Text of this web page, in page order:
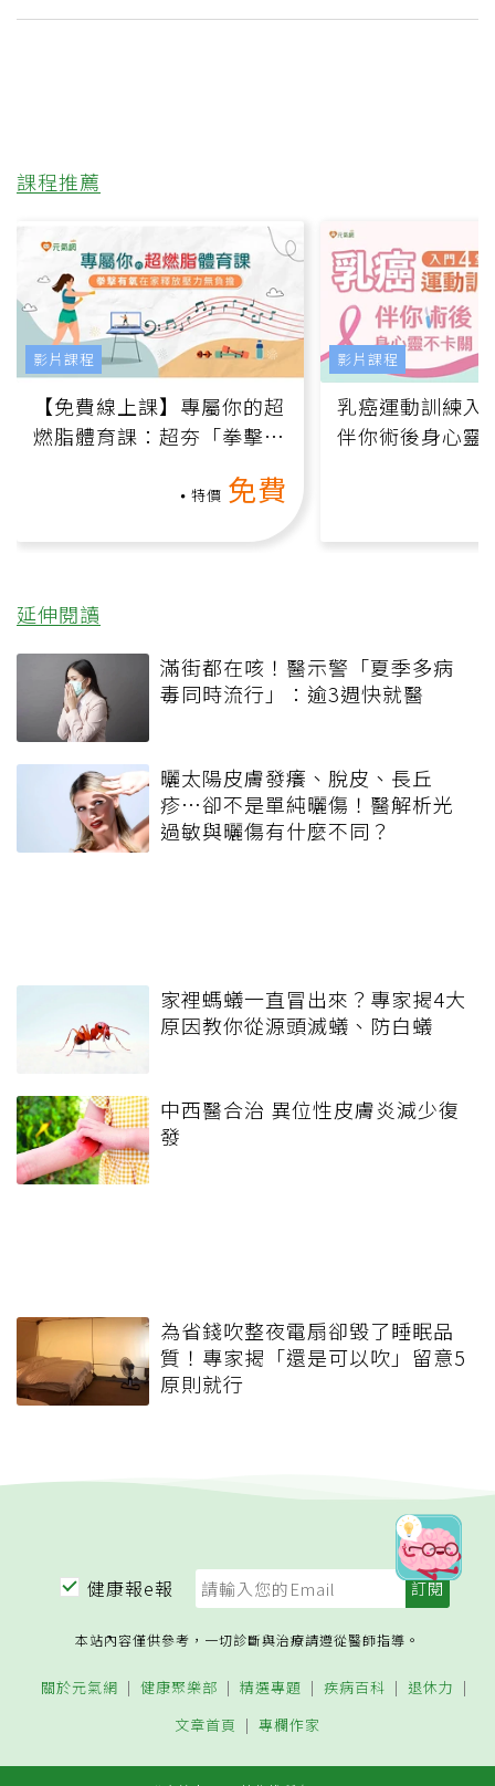
課程推薦
【免費線上課】專屬你的超
燃脂體育課：超夯「拳擊有
特價 免費
影片課程
乳癌運動訓練入
伴你術後身心靈
影片課程
延伸閱讀
滿街都在咳！醫示警「夏季多病
毒同時流行」：逾3週快就醫
曬太陽皮膚發癢、脫皮、長丘
疹…卻不是單純曬傷！醫解析光
過敏與曬傷有什麼不同？
家裡螞蟻一直冒出來？專家揭4大
原因教你從源頭滅蟻、防白蟻
中西醫合治 異位性皮膚炎減少復
發
為省錢吹整夜電扇卻毀了睡眠品
質！專家揭「還是可以吹」留意5
原則就行
健康報e報
本站內容僅供參考，一切診斷與治療請遵從醫師指導。
關於元氣網 健康聚樂部 精選專題 疾病百科
退休力
文章首頁
專欄作家